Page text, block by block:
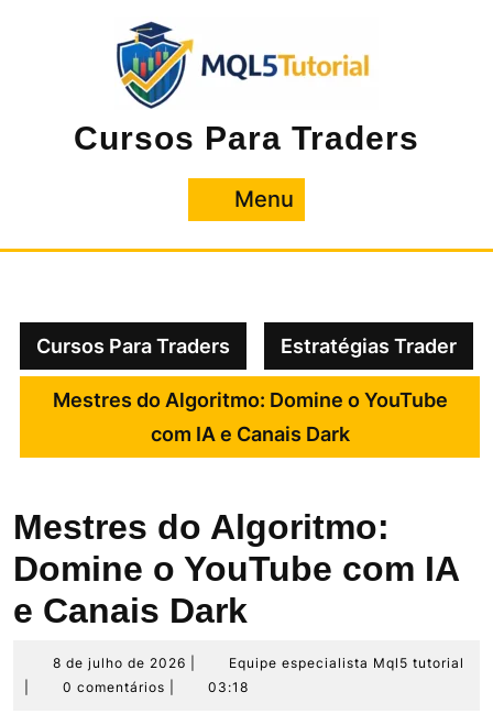
Cursos Para Traders
Menu
Cursos Para Traders Estratégias Trader
Mestres do Algoritmo: Domine o YouTube
com IA e Canais Dark
Mestres do Algoritmo:
Domine o YouTube com IA
e Canais Dark
8 de julho de 2026
de
Equipe especialista Mql5 tutorial
0 comentários 03:18